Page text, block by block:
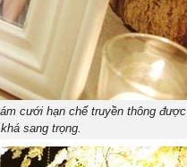
cưới hạn chế truyền thông được
sang trọng.